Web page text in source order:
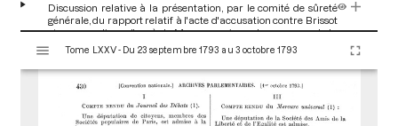
Discussion relative à la présentation, par le comité de sûreté
générale, du rapport relatif à l'acte d'accusation contre Brissot
et ses complices, d'après le Mercure universel, en annexe de la
séance du 1er octobre 1793
[Discussion] p.431
Jacques Alexis Thuriot Louis Joseph Charlier
s
Tome LXXV - Du 23 septembre 1793 au 3 octobre 1793